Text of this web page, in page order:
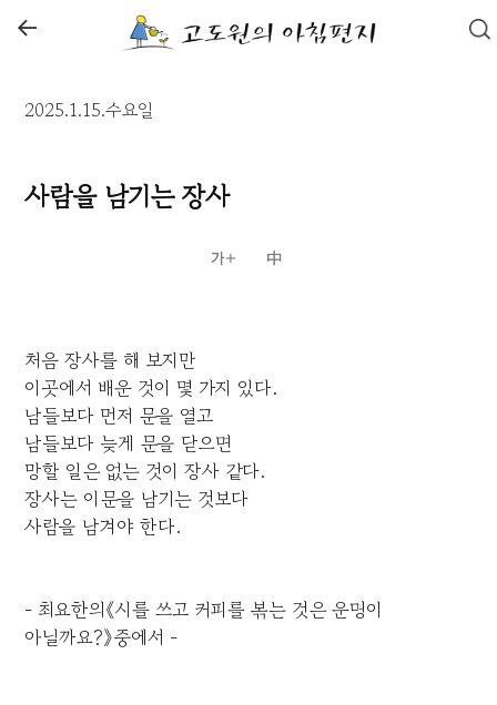
←
2025.1.15.수요일
사람을 남기는 장사
처음 장사를 해 보지만
이곳에서 배운 것이 몇 가지 있다.
남들보다 먼저 문을 열고
남들보다 늦게 문을 닫으면
망할 일은 없는 것이 장사 같다.
장사는 이문을 남기는 것보다
사람을 남겨야 한다.
- 최요한의《시를 쓰고 커피를 볶는 것은 운명이
아닐까요?》중에서 -